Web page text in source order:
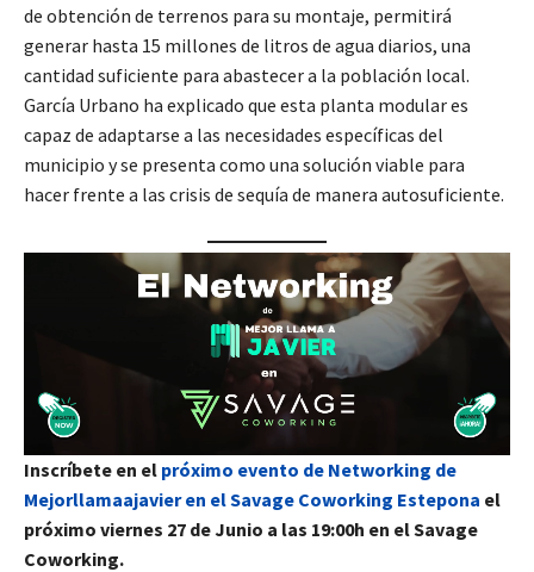
de obtención de terrenos para su montaje, permitirá
generar hasta 15 millones de litros de agua diarios, una
cantidad suficiente para abastecer a la población local.
García Urbano ha explicado que esta planta modular es
capaz de adaptarse a las necesidades específicas del
municipio y se presenta como una solución viable para
hacer frente a las crisis de sequía de manera autosuficiente.
Inscríbete en el próximo evento de Networking de
Mejorllamaajavier en el Savage Coworking Estepona el
próximo viernes 27 de Junio a las 19:00h en el Savage
Coworking.